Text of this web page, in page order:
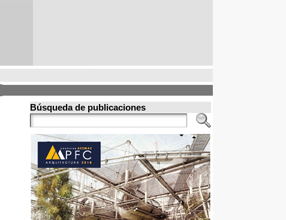
Búsqueda de publicaciones